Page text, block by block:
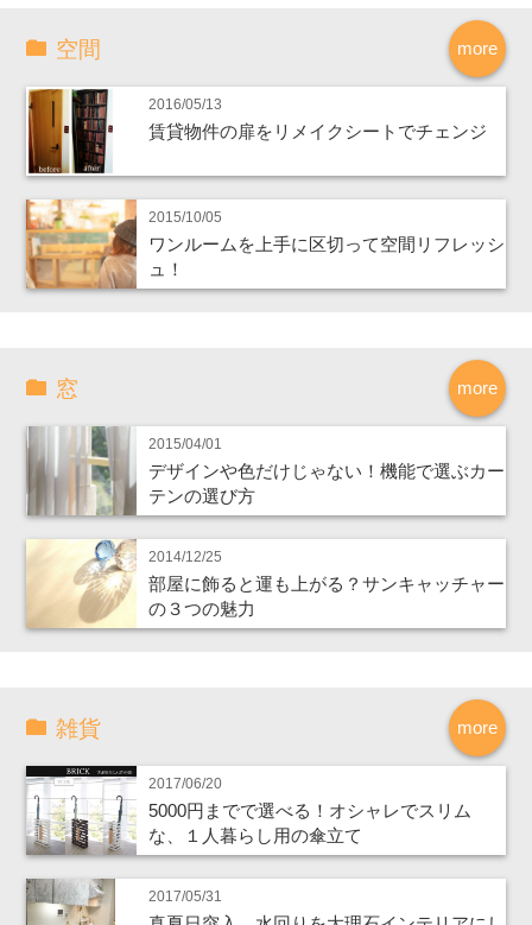
more
空間
2016/05/13
賃貸物件の扉をリメイクシートでチェンジ
2015/10/05
ワンルームを上手に区切って空間リフレッシ
ュ！
more
窓
2015/04/01
デザインや色だけじゃない！機能で選ぶカー
テンの選び方
2014/12/25
部屋に飾ると運も上がる？サンキャッチャー
の３つの魅力
more
雑貨
2017/06/20
5000円までで選べる！オシャレでスリム
な、１人暮らし用の傘立て
2017/05/31